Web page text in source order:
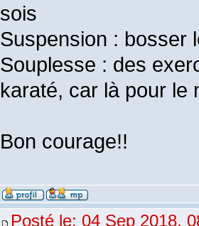
sois
Suspension : bosser
Souplesse : des
karaté, car là pour le
Bon courage!!
Posté le: 04 Sep 2018,